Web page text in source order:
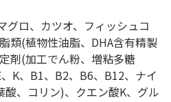
グロ、カツオ、フィッシュコ
類(植物性油脂、DHA含有精製
剤(加工でん粉、増粘多糖
K、B1、B2、B6、B12、ナイ
酸、コリン)、クエン酸K、グル